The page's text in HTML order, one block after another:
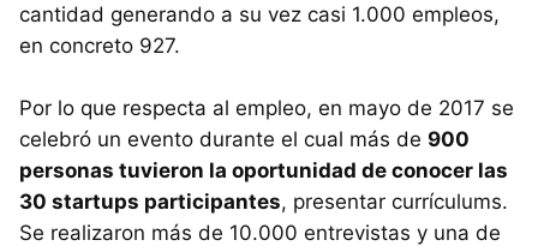
cantidad generando a su vez casi 1.000 empleos,
en concreto 927.
Por lo que respecta al empleo, en mayo de 2017 se
celebró un evento durante el cual más de 900
personas tuvieron la oportunidad de conocer las
30 startups participantes, presentar currículums.
Se realizaron más de 10.000 entrevistas y una de